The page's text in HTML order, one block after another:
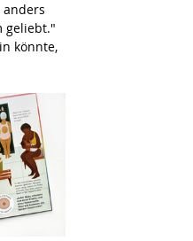
geliebt."
könnte,